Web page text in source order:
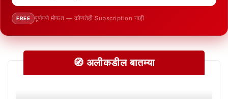
FREE पूर्णपणे मोफत — कोणतेही Subscription नाही
🧭 अलीकडील बातम्या